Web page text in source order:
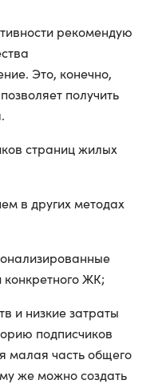
рекомендую
Это, конечно,
получить
страниц жилых
в других методах
ЖК;
и низкие затраты
подписчиков
малая часть общего
же можно создать